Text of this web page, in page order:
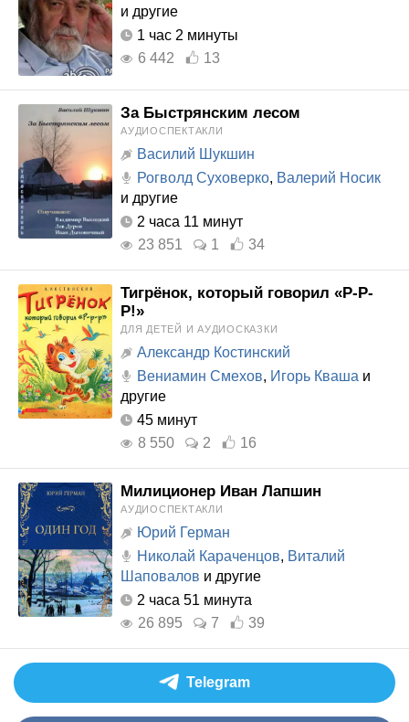
и другие
1 час 2 минуты
6 442
13
За Быстрянским лесом
АУДИОСПЕКТАКЛИ
Василий Шукшин
Рогволд Суховерко, Валерий Носик
и другие
2 часа 11 минут
23 851
1 34
Тигрёнок, который говорил «Р-Р-
Р!»
ДЛЯ ДЕТЕЙ И АУДИОСКАЗКИ
Александр Костинский
Вениамин Смехов, Игорь Кваша и
другие
45 минут
8 550
2 16
Милиционер Иван Лапшин
АУДИОСПЕКТАКЛИ
Юрий Герман
Николай Караченцов, Виталий
Шаповалов и другие
2 часа 51 минута
26 895
7 39
Telegram